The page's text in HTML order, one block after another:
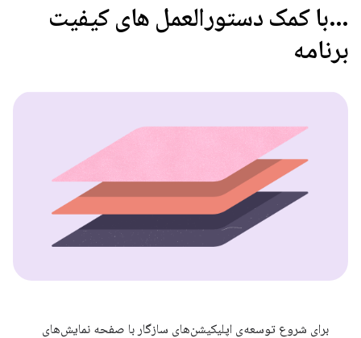
…با کمک دستورالعمل های کیفیت
برنامه
برای شروع توسعه‌ی اپلیکیشن‌های سازگار با صفحه نمایش‌های